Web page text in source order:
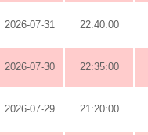
2026-07-31 22:40:00
2026-07-30 22:35:00
2026-07-29 21:20:00